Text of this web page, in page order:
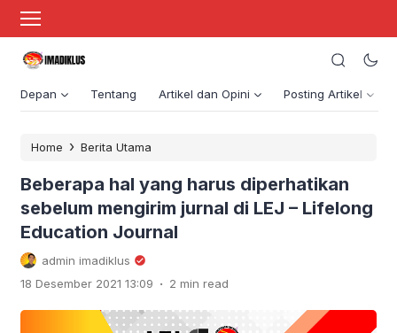
Depan Tentang Artikel dan Opini Posting Artikel
Home › Berita Utama
Beberapa hal yang harus diperhatikan
sebelum mengirim jurnal di LEJ – Lifelong
Education Journal
admin imadiklus
18 Desember 2021 13:09 . 2 min read